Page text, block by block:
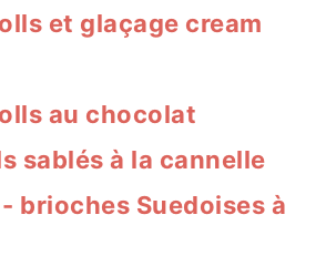
et glaçage cream
au chocolat
sablés à la cannelle
brioches Suedoises à